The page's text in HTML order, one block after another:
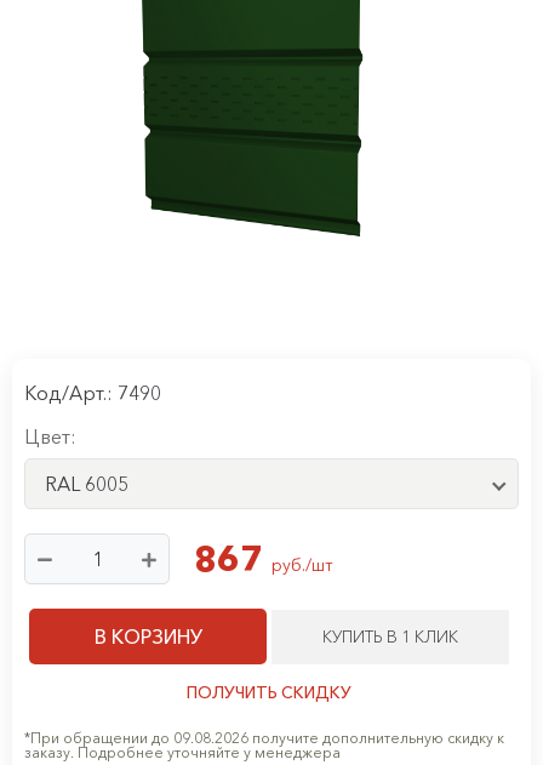
Код/Арт.: 7490
Цвет:
RAL 6005
867 руб./шт
В КОРЗИНУ КУПИТЬ В 1 КЛИК
ПОЛУЧИТЬ СКИДКУ
*При обращении до 09.08.2026 получите дополнительную скидку к
заказу. Подробнее уточняйте у менеджера